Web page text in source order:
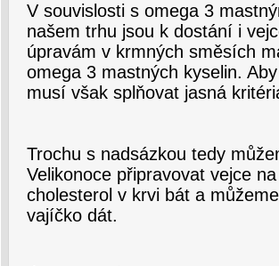
V souvislosti s omega 3
našem trhu jsou k dostání i
úpravám v krmných směsích
omega 3 mastných kyselin.
musí však splňovat jasná
Trochu s nadsázkou tedy
Velikonoce připravovat vejce
cholesterol v krvi bát a
vajíčko dát.